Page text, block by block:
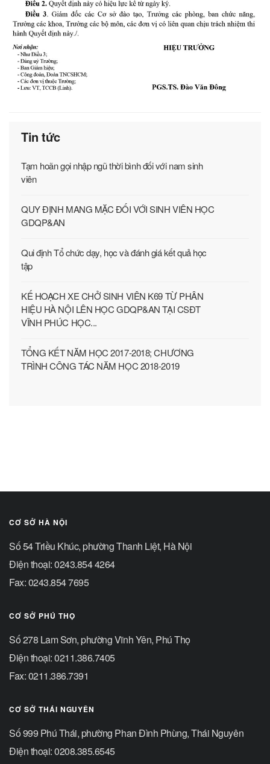
Tin tức
Tạm hoãn gọi nhập ngũ thời bình đối với nam sinh
viên
QUY ĐỊNH MANG MẶC ĐỐI VỚI SINH VIÊN HỌC
GDQP&AN
Qui định Tổ chức dạy, học và đánh giá kết quả học
tập
KẾ HOẠCH XE CHỞ SINH VIÊN K69 TỪ PHÂN
HIỆU HÀ NỘI LÊN HỌC GDQP&AN TẠI CSĐT
VĨNH PHÚC HỌC...
TỔNG KẾT NĂM HỌC 2017-2018; CHƯƠNG
TRÌNH CÔNG TÁC NĂM HỌC 2018-2019
CƠ SỞ HÀ NỘI
Số 54 Triều Khúc, phường Thanh Liệt, Hà Nội
Điện thoại: 0243.854 4264
Fax: 0243.854 7695
CƠ SỞ PHÚ THỌ
Số 278 Lam Sơn, phường Vĩnh Yên, Phú Thọ
Điện thoại: 0211.386.7405
Fax: 0211.386.7391
CƠ SỞ THÁI NGUYÊN
Số 999 Phú Thái, phường Phan Đình Phùng, Thái Nguyên
Điện thoại: 0208.385.6545